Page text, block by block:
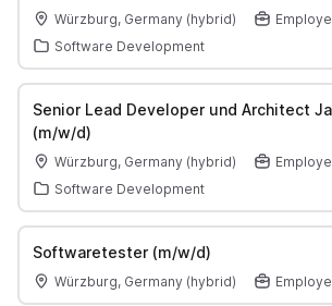
Würzburg, Germany (hybrid)
Software Development
Senior Lead Developer und Architect
(m/w/d)
Würzburg, Germany (hybrid)
Software Development
Softwaretester (m/w/d)
Würzburg, Germany (hybrid)